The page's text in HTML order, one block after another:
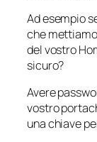
Ad esempio
che
del vostro
sicuro?
Avere
vostro
una chiave